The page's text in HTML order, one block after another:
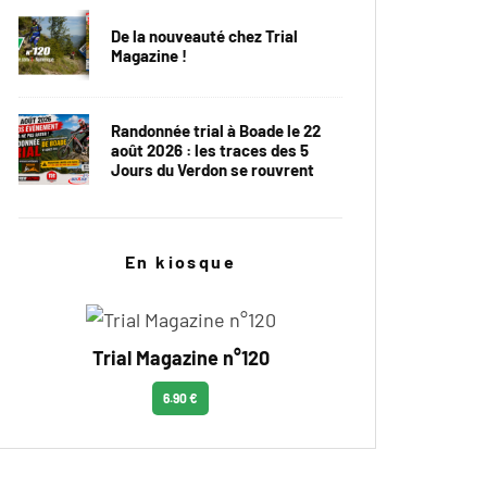
De la nouveauté chez Trial
Magazine !
Randonnée trial à Boade le 22
août 2026 : les traces des 5
Jours du Verdon se rouvrent
En kiosque
Trial Magazine n°120
6.90 €